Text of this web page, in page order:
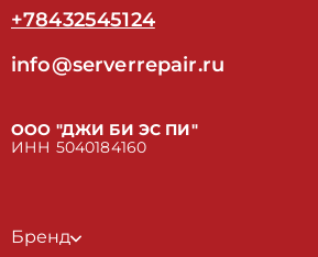
+78432545124
info@serverrepair.ru
ООО "ДЖИ БИ ЭС ПИ"
ИНН 5040184160
Бренд